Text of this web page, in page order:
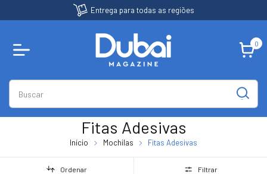
Entrega para todas as regiões
0
Fitas Adesivas
Início Mochilas Fitas Adesivas
Ordenar Filtrar